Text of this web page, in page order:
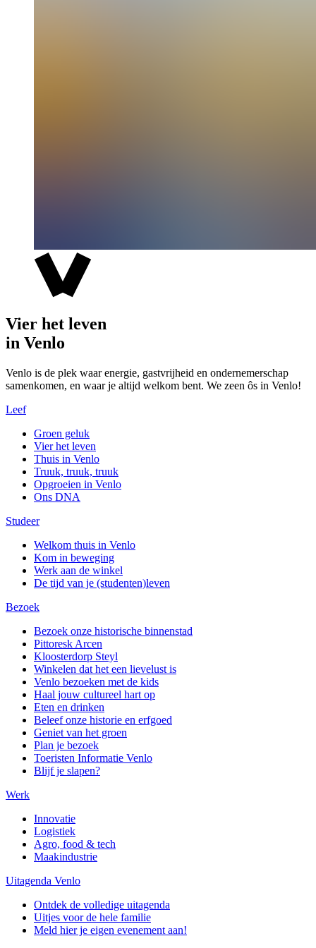
Vier het leven
in Venlo
Venlo is de plek waar energie, gastvrijheid en ondernemerschap
samenkomen, en waar je altijd welkom bent. We zeen ôs in Venlo!
Leef
Groen geluk
Vier het leven
Thuis in Venlo
Truuk, truuk, truuk
Opgroeien in Venlo
Ons DNA
Studeer
Welkom thuis in Venlo
Kom in beweging
Werk aan de winkel
De tijd van je (studenten)leven
Bezoek
Bezoek onze historische binnenstad
Pittoresk Arcen
Kloosterdorp Steyl
Winkelen dat het een lievelust is
Venlo bezoeken met de kids
Haal jouw cultureel hart op
Eten en drinken
Beleef onze historie en erfgoed
Geniet van het groen
Plan je bezoek
Toeristen Informatie Venlo
Blijf je slapen?
Werk
Innovatie
Logistiek
Agro, food & tech
Maakindustrie
Uitagenda Venlo
Ontdek de volledige uitagenda
Uitjes voor de hele familie
Meld hier je eigen evenement aan!